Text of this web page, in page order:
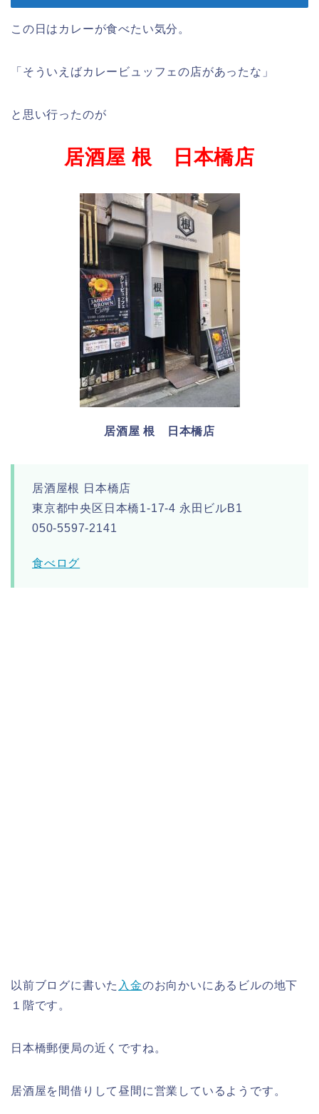
この日はカレーが食べたい気分。
「そういえばカレービュッフェの店があったな」
と思い行ったのが
居酒屋 根 日本橋店
居酒屋 根 日本橋店
居酒屋根 日本橋店
東京都中央区日本橋1-17-4 永田ビルB1
050-5597-2141
食べログ
以前ブログに書いた 入金のお向かいにあるビルの地下
１階です。
日本橋郵便局の近くですね。
居酒屋を間借りして昼間に営業しているようです。